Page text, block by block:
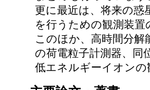
更に最近は、将来の惑
を行うための観測装
このほか、高時間分解
の荷電粒子計測器、同
低エネルギーイオン